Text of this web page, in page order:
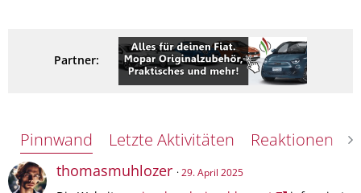
Partner:
Pinnwand Letzte Aktivitäten Reaktionen
thomasmuhlozer 29. April 2025